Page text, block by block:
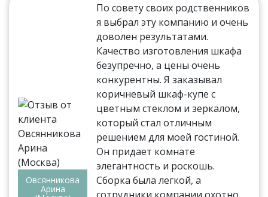
Овсянникова
Арина
По совету своих родственников
я выбрал эту компанию и очень
доволен результатами.
Качество изготовления шкафа
безупречно, а цены очень
конкурентны. Я заказывал
коричневый шкаф-купе с
цветным стеклом и зеркалом,
который стал отличным
решением для моей гостиной.
Он придает комнате
элегантность и роскошь.
Сборка была легкой, а